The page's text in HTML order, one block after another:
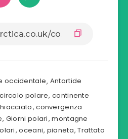
occidentale, Antartide
circolo polare,continente
,convergenza
, Giorni polari,montagne
,oceani, pianeta,Trattato